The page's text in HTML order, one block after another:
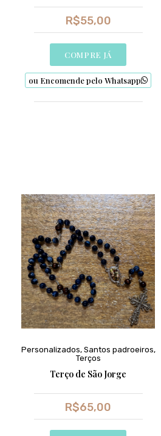
R$55,00
COMPRE JÁ
ou Encomende pelo Whatsapp
Personalizados, Santos padroeiros,
Terços
Terço de São Jorge
R$65,00